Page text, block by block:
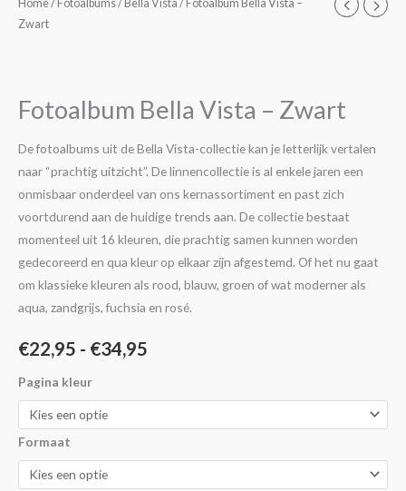
Home/ Fotoalbums/ Bella Vista / Fotoalbum Bella Vista –
Zwart
Fotoalbum Bella Vista – Zwart
De fotoalbums uit de Bella Vista-collectie kan je letterlijk vertalen
naar “prachtig uitzicht”. De linnencollectie is al enkele jaren een
onmisbaar onderdeel van ons kernassortiment en past zich
voortdurend aan de huidige trends aan. De collectie bestaat
momenteel uit 16 kleuren, die prachtig samen kunnen worden
gedecoreerd en qua kleur op elkaar zijn afgestemd. Of het nu gaat
om klassieke kleuren als rood, blauw, groen of wat moderner als
aqua, zandgrijs, fuchsia en rosé.
€22,95 - €34,95
Prijsklasse:
€34,95
Pagina kleur
Formaat
Fotoalbum
Bella
aantal